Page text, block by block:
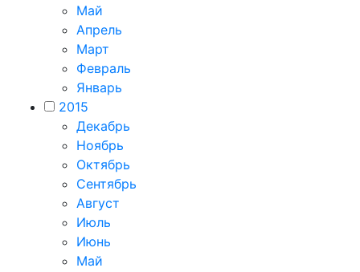
Май
Апрель
Март
Февраль
Январь
2015
Декабрь
Ноябрь
Октябрь
Сентябрь
Август
Июль
Июнь
Май